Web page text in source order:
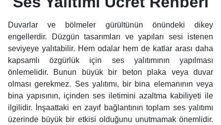
Duvarlar ve bölmeler gürültünün önündeki dikey
engellerdir. Düzgün tasarımları ve yapıları sesi istenen
seviyeye yalıtabilir. Hem odalar hem de katlar arası daha
kapsamlı özgürlük için ses yalıtımının yapılması
önlemelidir. Bunun büyük bir beton plaka veya duvar
olması gerekmez. Ses yalıtımı, bir bina elemanının veya
bina yapısının, içinden ses iletimini azaltma kabiliyeti ile
ilgilidir. İnşaattaki en zayıf bağlantının toplam ses yalıtımı
üzerinde büyük bir etkisi olduğunu unutmamak önemlidir.